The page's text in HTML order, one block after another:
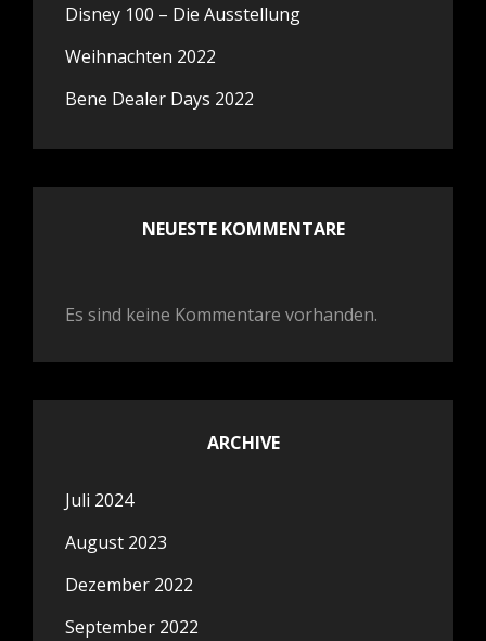
Disney 100 – Die Ausstellung
Weihnachten 2022
Bene Dealer Days 2022
NEUESTE KOMMENTARE
Es sind keine Kommentare vorhanden.
ARCHIVE
Juli 2024
August 2023
Dezember 2022
September 2022